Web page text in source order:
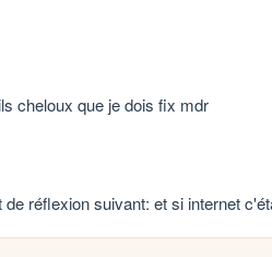
cheloux que je dois fix mdr
réflexion suivant: et si internet